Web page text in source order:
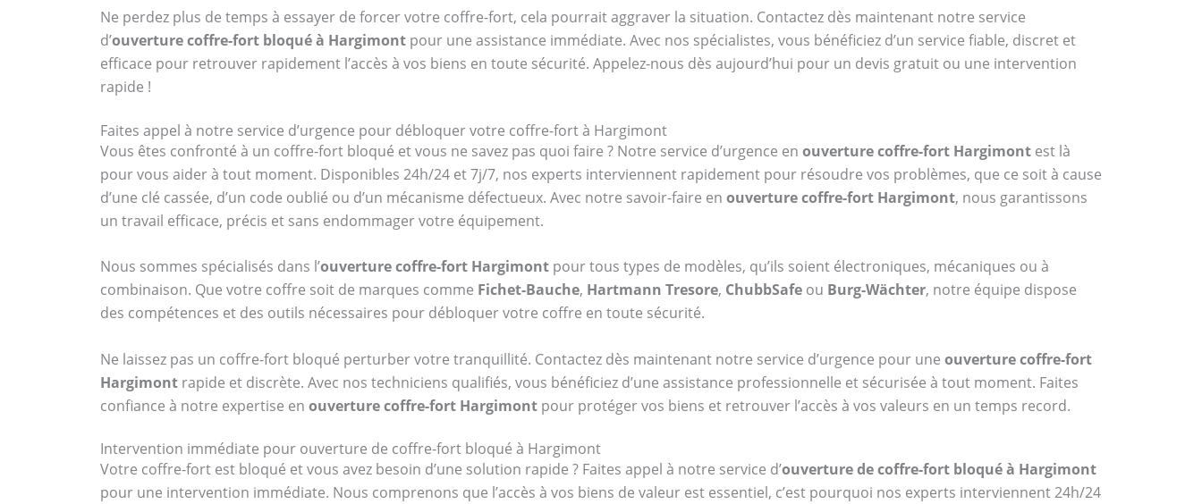
Ne perdez plus de temps à essayer de forcer votre coffre-fort, cela pourrait aggraver la situation. Contactez dès maintenant notre service
d’ouverture coffre-fort bloqué à Hargimont pour une assistance immédiate. Avec nos spécialistes, vous bénéficiez d’un service fiable, discret et
efficace pour retrouver rapidement l’accès à vos biens en toute sécurité. Appelez-nous dès aujourd’hui pour un devis gratuit ou une intervention
rapide !
Faites appel à notre service d’urgence pour débloquer votre coffre-fort à Hargimont
Vous êtes confronté à un coffre-fort bloqué et vous ne savez pas quoi faire ? Notre service d’urgence en ouverture coffre-fort Hargimont est là
pour vous aider à tout moment. Disponibles 24h/24 et 7j/7, nos experts interviennent rapidement pour résoudre vos problèmes, que ce soit à cause
d’une clé cassée, d’un code oublié ou d’un mécanisme défectueux. Avec notre savoir-faire en ouverture coffre-fort Hargimont, nous garantissons
un travail efficace, précis et sans endommager votre équipement.
Nous sommes spécialisés dans l’ouverture coffre-fort Hargimont pour tous types de modèles, qu’ils soient électroniques, mécaniques ou à
combinaison. Que votre coffre soit de marques comme Fichet-Bauche, Hartmann Tresore, ChubbSafe ou Burg-Wächter, notre équipe dispose
des compétences et des outils nécessaires pour débloquer votre coffre en toute sécurité.
Ne laissez pas un coffre-fort bloqué perturber votre tranquillité. Contactez dès maintenant notre service d’urgence pour une ouverture coffre-fort
Hargimont rapide et discrète. Avec nos techniciens qualifiés, vous bénéficiez d’une assistance professionnelle et sécurisée à tout moment. Faites
confiance à notre expertise en ouverture coffre-fort Hargimont pour protéger vos biens et retrouver l’accès à vos valeurs en un temps record.
Intervention immédiate pour ouverture de coffre-fort bloqué à Hargimont
Votre coffre-fort est bloqué et vous avez besoin d’une solution rapide ? Faites appel à notre service d’ouverture de coffre-fort bloqué à Hargimont
pour une intervention immédiate. Nous comprenons que l’accès à vos biens de valeur est essentiel, c’est pourquoi nos experts interviennent 24h/24